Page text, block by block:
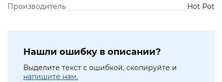
Производитель Hot Pot
Нашли ошибку в описании?
Выделите текст с ошибкой, скопируйте и
напишите нам.